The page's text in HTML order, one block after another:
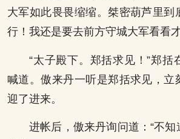
大军如此畏畏缩缩。桀密葫芦里到
行！我还是要去前方守城大军看看
“太子殿下。郑括求见！”郑括
喊道。傲来丹一听是郑括求见，立
迎了进来。
进帐后，傲来丹询问道：“不